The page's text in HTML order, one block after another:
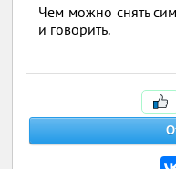
Чем можно снять
и говорить.